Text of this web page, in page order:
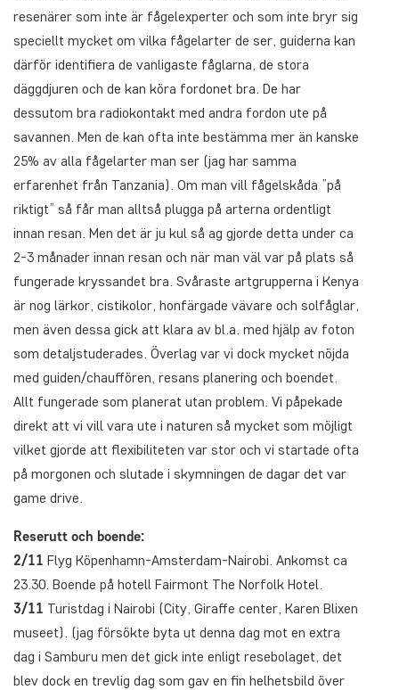
resenärer som inte är fågelexperter och som inte bryr sig
speciellt mycket om vilka fågelarter de ser, guiderna kan
därför identifiera de vanligaste fåglarna, de stora
däggdjuren och de kan köra fordonet bra. De har
dessutom bra radiokontakt med andra fordon ute på
savannen. Men de kan ofta inte bestämma mer än kanske
25% av alla fågelarter man ser (jag har samma
erfarenhet från Tanzania). Om man vill fågelskåda ”på
riktigt” så får man alltså plugga på arterna ordentligt
innan resan. Men det är ju kul så ag gjorde detta under ca
2-3 månader innan resan och när man väl var på plats så
fungerade kryssandet bra. Svåraste artgrupperna i Kenya
är nog lärkor, cistikolor, honfärgade vävare och solfåglar,
men även dessa gick att klara av bl.a. med hjälp av foton
som detaljstuderades. Överlag var vi dock mycket nöjda
med guiden/chauffören, resans planering och boendet.
Allt fungerade som planerat utan problem. Vi påpekade
direkt att vi vill vara ute i naturen så mycket som möjligt
vilket gjorde att flexibiliteten var stor och vi startade ofta
på morgonen och slutade i skymningen de dagar det var
game drive.
Reserutt och boende:
2/11 Flyg Köpenhamn-Amsterdam-Nairobi. Ankomst ca
23.30. Boende på hotell Fairmont The Norfolk Hotel.
3/11 Turistdag i Nairobi (City, Giraffe center, Karen Blixen
museet). (jag försökte byta ut denna dag mot en extra
dag i Samburu men det gick inte enligt resebolaget, det
blev dock en trevlig dag som gav en fin helhetsbild över